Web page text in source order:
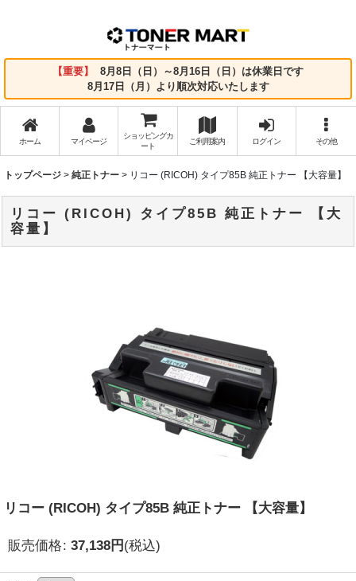
【重要】
8月8日（日）～8月16日（日）は休業日です
8月17日（月）より順次対応いたします
ホーム マイページ
ショッピングカ
ート
ご利用案内 ログイン その他
トップページ > 純正トナー > リコー (RICOH) タイプ85B 純正トナー 【大容量】
リコー (RICOH) タイプ85B 純正トナー 【大
容量】
リコー (RICOH) タイプ85B 純正トナー 【大容量】
販売価格: 37,138円 (税込)